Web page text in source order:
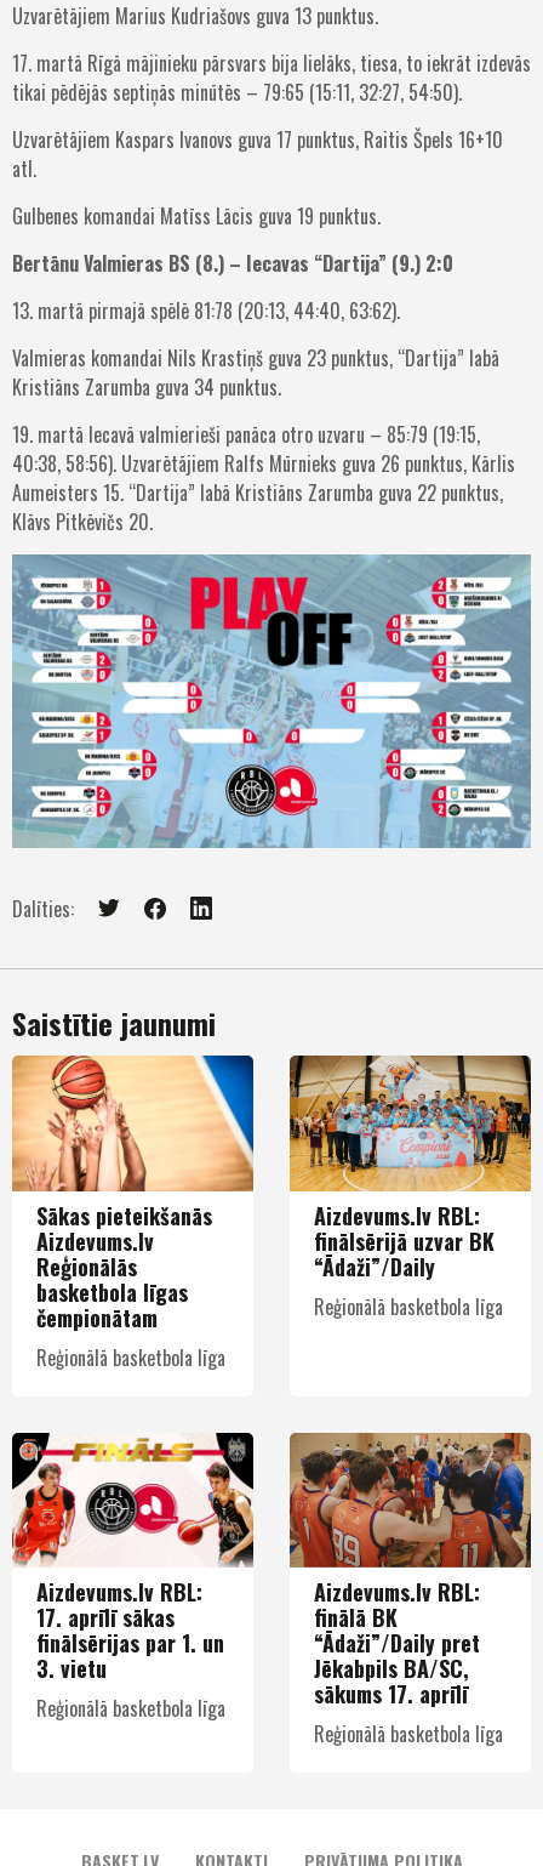
Uzvarētājiem Marius Kudriašovs guva 13 punktus.
17. martā Rīgā mājinieku pārsvars bija lielāks, tiesa, to iekrāt izdevās
tikai pēdējās septiņās minūtēs – 79:65 (15:11, 32:27, 54:50).
Uzvarētājiem Kaspars Ivanovs guva 17 punktus, Raitis Špels 16+10
atl.
Gulbenes komandai Matīss Lācis guva 19 punktus.
Bertānu Valmieras BS (8.) – Iecavas “Dartija” (9.) 2:0
13. martā pirmajā spēlē 81:78 (20:13, 44:40, 63:62).
Valmieras komandai Nils Krastiņš guva 23 punktus, “Dartija” labā
Kristiāns Zarumba guva 34 punktus.
19. martā Iecavā valmierieši panāca otro uzvaru – 85:79 (19:15,
40:38, 58:56). Uzvarētājiem Ralfs Mūrnieks guva 26 punktus, Kārlis
Aumeisters 15. “Dartija” labā Kristiāns Zarumba guva 22 punktus,
Klāvs Pitkēvičs 20.
Dalīties:
Saistītie jaunumi
Sākas pieteikšanās
Aizdevums.lv
Reģionālās
basketbola līgas
čempionātam
Reģionālā basketbola līga
Aizdevums.lv RBL:
finālsērijā uzvar BK
“Ādaži”/Daily
Reģionālā basketbola līga
Aizdevums.lv RBL:
17. aprīlī sākas
finālsērijas par 1. un
3. vietu
Reģionālā basketbola līga
Aizdevums.lv RBL:
finālā BK
“Ādaži”/Daily pret
Jēkabpils BA/SC,
sākums 17. aprīlī
Reģionālā basketbola līga